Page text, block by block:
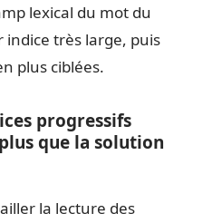
lexical du mot du
indice très large, puis
plus ciblées.
progressifs
que la solution
la lecture des